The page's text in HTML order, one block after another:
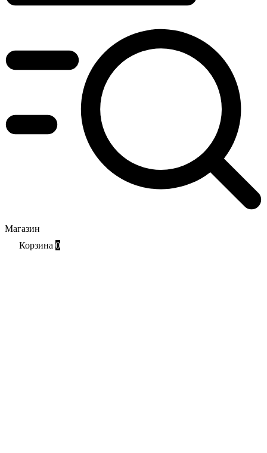
Магазин
Корзина 0